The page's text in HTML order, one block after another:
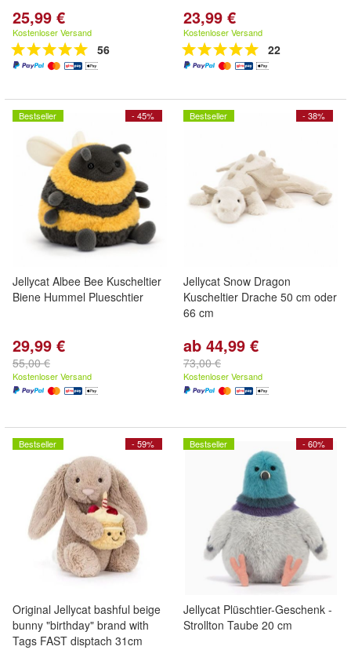
25,99 €
Kostenloser Versand
56
23,99 €
Kostenloser Versand
22
- 45%
Bestseller
Jellycat Albee Bee Kuscheltier
Biene Hummel Plueschtier
29,99 €
55,00 €
Kostenloser Versand
- 38%
Bestseller
Jellycat Snow Dragon
Kuscheltier Drache 50 cm oder
66 cm
ab 44,99 €
73,00 €
Kostenloser Versand
- 59%
Bestseller
Original Jellycat bashful beige
bunny "birthday" brand with
Tags FAST disptach 31cm
- 60%
Bestseller
Jellycat Plüschtier-Geschenk -
Strollton Taube 20 cm